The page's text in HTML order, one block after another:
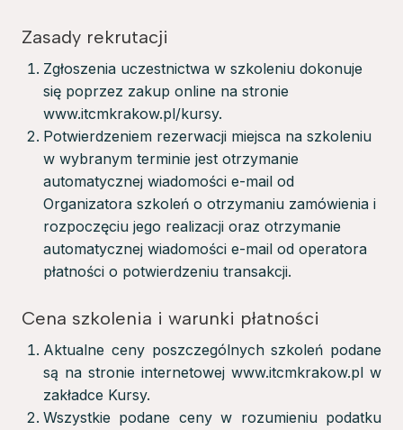
Zasady rekrutacji
Zgłoszenia uczestnictwa w szkoleniu dokonuje
się poprzez zakup online na stronie
www.itcmkrakow.pl/kursy.
Potwierdzeniem rezerwacji miejsca na szkoleniu
w wybranym terminie jest otrzymanie
automatycznej wiadomości e-mail od
Organizatora szkoleń o otrzymaniu zamówienia i
rozpoczęciu jego realizacji oraz otrzymanie
automatycznej wiadomości e-mail od operatora
płatności o potwierdzeniu transakcji.
Cena szkolenia i warunki płatności
Aktualne ceny poszczególnych szkoleń podane
są na stronie internetowej www.itcmkrakow.pl w
zakładce Kursy.
Wszystkie podane ceny w rozumieniu podatku